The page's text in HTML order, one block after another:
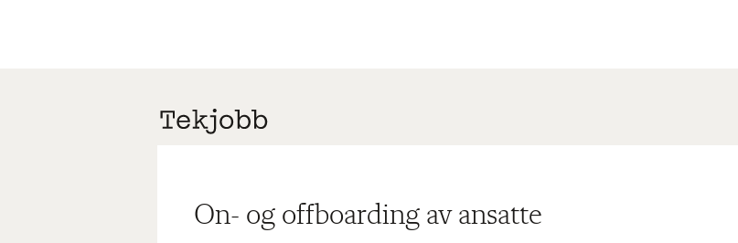
On- og offboarding av ansatte